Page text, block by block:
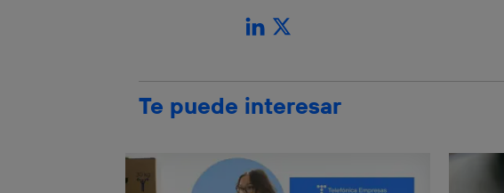
Te puede interesar